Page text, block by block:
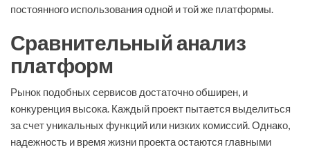
постоянного использования одной и той же платформы.
Сравнительный анализ
платформ
Рынок подобных сервисов достаточно обширен, и
конкуренция высока. Каждый проект пытается выделиться
за счет уникальных функций или низких комиссий. Однако,
надежность и время жизни проекта остаются главными